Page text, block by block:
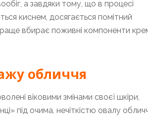
а завдяки тому, що в процесі
киснем, досягається помітний
вбирає поживні компоненти
обличчя
віковими змінами своєї шкіри,
під очима, нечіткістю овалу